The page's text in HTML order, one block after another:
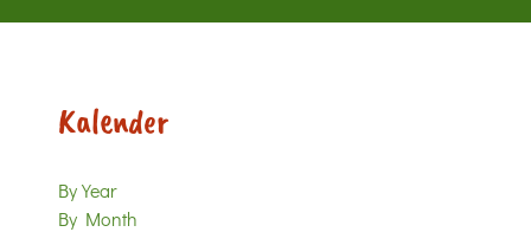
Kalender
By Year
By Month